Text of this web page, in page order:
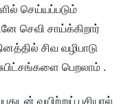
செய்யப்படும்
செவி சாய்க்கிறார்
சிவ வழிபாடு
பெறலாம் .
வயிற்றுப் பசியால்